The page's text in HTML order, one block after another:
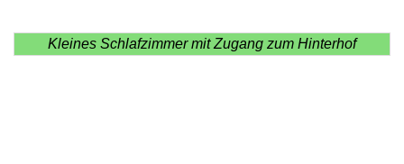
Kleines Schlafzimmer mit Zugang zum Hinterhof